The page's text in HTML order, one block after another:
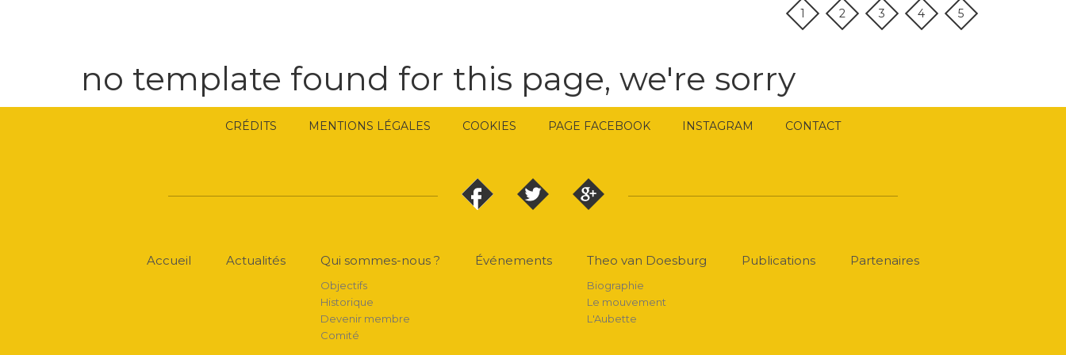
1
2 3 4 5
no template found for this page, we're sorry
CRÉDITS MENTIONS LÉGALES COOKIES PAGE FACEBOOK INSTAGRAM CONTACT
Accueil Actualités Qui sommes-nous ?
Objectifs
Historique
Devenir membre
Comité
Événements Theo van Doesburg
Biographie
Le mouvement
L'Aubette
Publications Partenaires